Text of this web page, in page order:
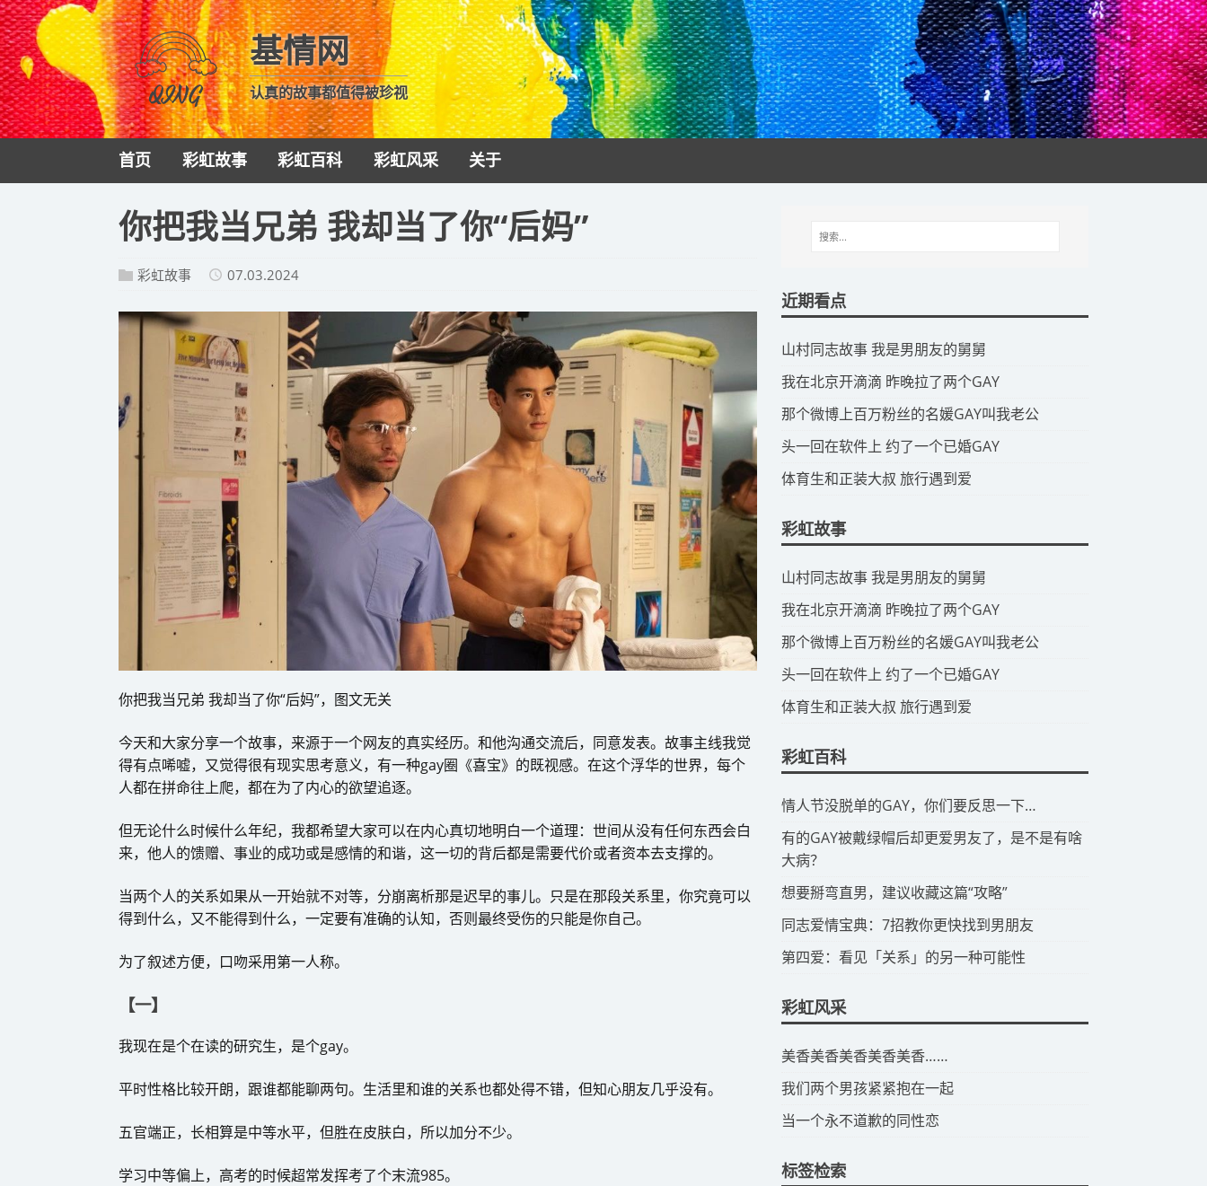
基情网
认真的故事都值得被珍视
首页 彩虹故事 彩虹百科 彩虹风采 关于
​你把我当兄弟 我却当了你“后妈”
彩虹故事 07.03.2024
你把我当兄弟 我却当了你“后妈”，图文无关
今天和大家分享一个故事，来源于一个网友的真实经历。和他沟通交流后，同意发表。故事主线我觉
得有点唏嘘，又觉得很有现实思考意义，有一种gay圈《喜宝》的既视感。在这个浮华的世界，每个
人都在拼命往上爬，都在为了内心的欲望追逐。
但无论什么时候什么年纪，我都希望大家可以在内心真切地明白一个道理：世间从没有任何东西会白
来，他人的馈赠、事业的成功或是感情的和谐，这一切的背后都是需要代价或者资本去支撑的。
当两个人的关系如果从一开始就不对等，分崩离析那是迟早的事儿。只是在那段关系里，你究竟可以
得到什么，又不能得到什么，一定要有准确的认知，否则最终受伤的只能是你自己。
为了叙述方便，口吻采用第一人称。
【一】
我现在是个在读的研究生，是个gay。
平时性格比较开朗，跟谁都能聊两句。生活里和谁的关系也都处得不错，但知心朋友几乎没有。
五官端正，长相算是中等水平，但胜在皮肤白，所以加分不少。
学习中等偏上，高考的时候超常发挥考了个末流985。
近期看点
​山村同志故事 我是男朋友的舅舅
​我在北京开滴滴 昨晚拉了两个GAY
​那个微博上百万粉丝的名媛GAY叫我老公
​头一回在软件上 约了一个已婚GAY
​体育生和正装大叔 旅行遇到爱
彩虹故事
​山村同志故事 我是男朋友的舅舅
​我在北京开滴滴 昨晚拉了两个GAY
​那个微博上百万粉丝的名媛GAY叫我老公
​头一回在软件上 约了一个已婚GAY
​体育生和正装大叔 旅行遇到爱
彩虹百科
​情人节没脱单的GAY，你们要反思一下…
​有的GAY被戴绿帽后却更爱男友了，是不是有啥
大病？
​想要掰弯直男，建议收藏这篇“攻略”
​同志爱情宝典：7招教你更快找到男朋友
​第四爱：看见「关系」的另一种可能性
彩虹风采
​美香美香美香美香美香……
我们两个男孩紧紧抱在一起
当一个永不道歉的同性恋
标签检索